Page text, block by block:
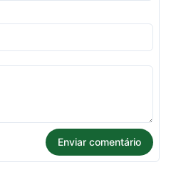
Enviar comentário